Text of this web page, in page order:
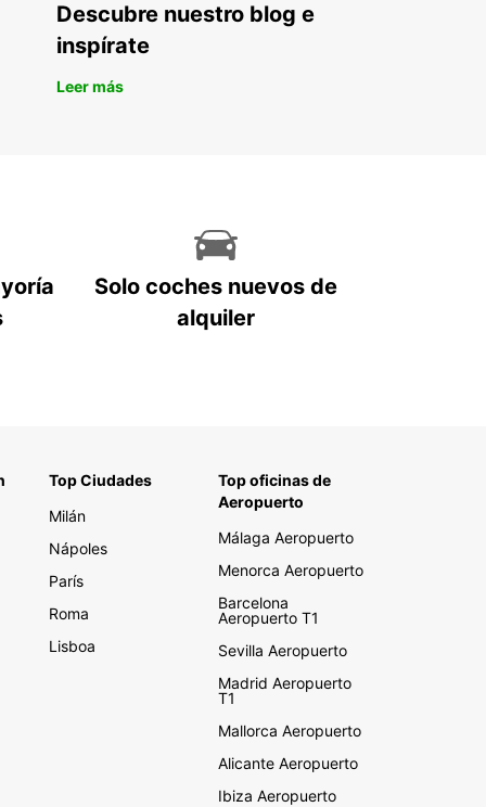
Descubre nuestro blog e
inspírate
Leer más
Solo coches nuevos de
alquiler
Top Ciudades
Milán
Nápoles
París
Roma
Lisboa
Top oficinas de
Aeropuerto
Málaga Aeropuerto
Menorca Aeropuerto
Barcelona
Aeropuerto T1
Sevilla Aeropuerto
Madrid Aeropuerto
T1
Mallorca Aeropuerto
Alicante Aeropuerto
Ibiza Aeropuerto